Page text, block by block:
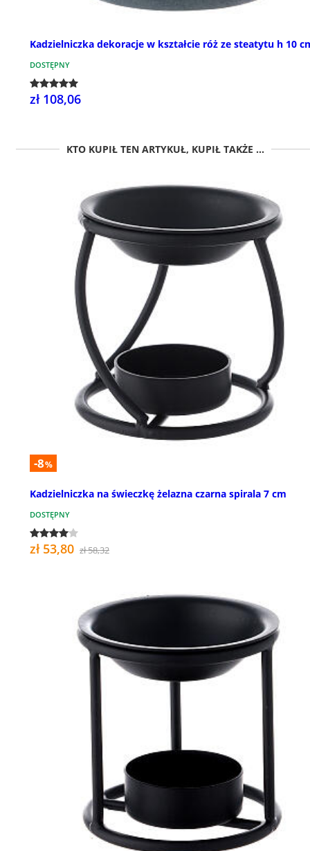
Kadzielniczka dekoracje w kształcie róż ze steatytu h 10
DOSTĘPNY
zł 108,06
KTO KUPIŁ TEN ARTYKUŁ, KUPIŁ TAKŻE ...
-8%
Kadzielniczka na świeczkę żelazna czarna spirala 7 cm
DOSTĘPNY
zł 53,80 zł 58,32